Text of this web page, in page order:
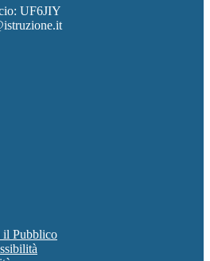
UF6JIY
Pubblico